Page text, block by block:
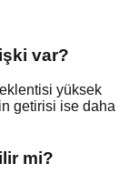
var?
yüksek
getirisi ise daha
mi?